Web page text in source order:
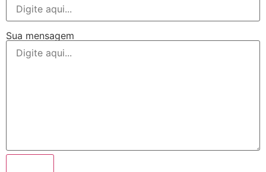
Sua mensagem